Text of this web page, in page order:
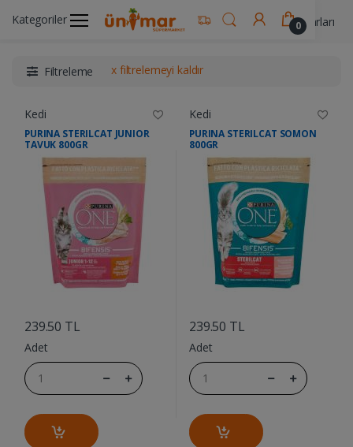
Kategoriler 0
Ünimar Anasayfa Pet Shop- Hayvan Yem & Aksesuarları
Filtreleme x filtrelemeyi kaldır
Kedi
PURINA STERILCAT JUNIOR
TAVUK 800GR
239.50 TL
Adet
Kedi
PURINA STERILCAT SOMON
800GR
239.50 TL
Adet